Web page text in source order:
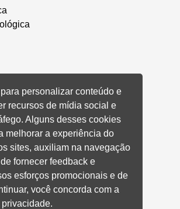
E ACORDOS
personalizar conteúdo e
recursos de mídia social e
Alguns desses cookies
melhorar a experiência do
sites, auxiliam na navegação
fornecer feedback e
esforços promocionais e de
você concorda com a